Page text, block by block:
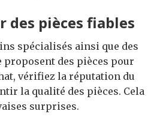
des pièces fiables
spécialisés ainsi que des
des pièces pour
vérifiez la réputation du
la qualité des pièces. Cela
surprises.